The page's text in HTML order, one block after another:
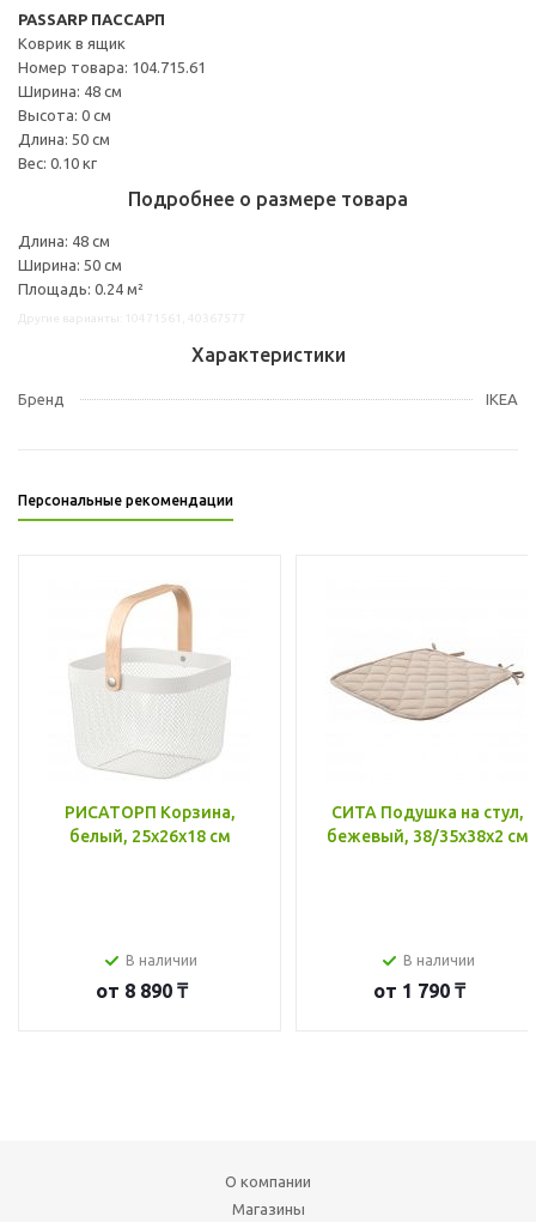
PASSARP ПАССАРП
Коврик в ящик
Номер товара: 104.715.61
Ширина: 48 см
Высота: 0 см
Длина: 50 см
Вес: 0.10 кг
Подробнее о размере товара
Длина: 48 см
Ширина: 50 см
Площадь: 0.24 м²
Характеристики
Бренд IKEA
Персональные рекомендации
РИСАТОРП Корзина,
белый, 25x26x18 см
В наличии
от 8 890 ₸
СИТА Подушка на стул,
бежевый, 38/35x38x2 см
В наличии
от 1 790 ₸
О компании
Магазины